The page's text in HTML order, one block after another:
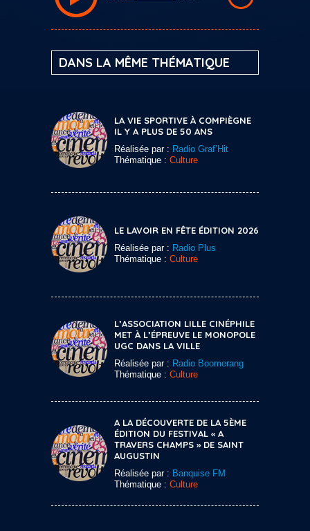
DANS LA MÊME THÉMATIQUE
LA VIE SPORTIVE À COMPIÈGNE
IL Y A PLUS DE 50 ANS
Réalisée par : Radio Graf’Hit
Thématique : Culture
LE LAVOIR EN FÊTE ÉDITION 2026
Réalisée par : Radio Plus
Thématique : Culture
L’ASSOCIATION LILLE CINÉPHILE
MET À L’ÉPREUVE LE MONOPOLE
UGC DANS LA VILLE
Réalisée par : Radio Boomerang
Thématique : Culture
A LA DÉCOUVERTE DE LA 5ÈME
ÉDITION DU FESTIVAL « A
TRAVERS CHAMPS » DE SAINT
AUGUSTIN
Réalisée par : Banquise FM
Thématique : Culture